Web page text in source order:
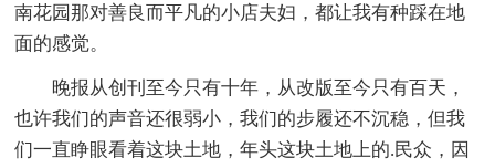
南花园那对善良而平凡的小店夫妇，都让我有种踩在地
面的感觉。
晚报从创刊至今只有十年，从改版至今只有百天，
也许我们的声音还很弱小，我们的步履还不沉稳，但我
们一直睁眼看着这块土地，年头这块土地上的.民众，因